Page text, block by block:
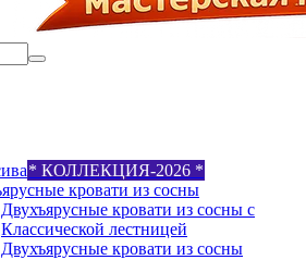
* КОЛЛЕКЦИЯ-2026 *
кровати из сосны
Двухъярусные кровати из сосны с
Классической лестницей
Двухъярусные кровати из сосны